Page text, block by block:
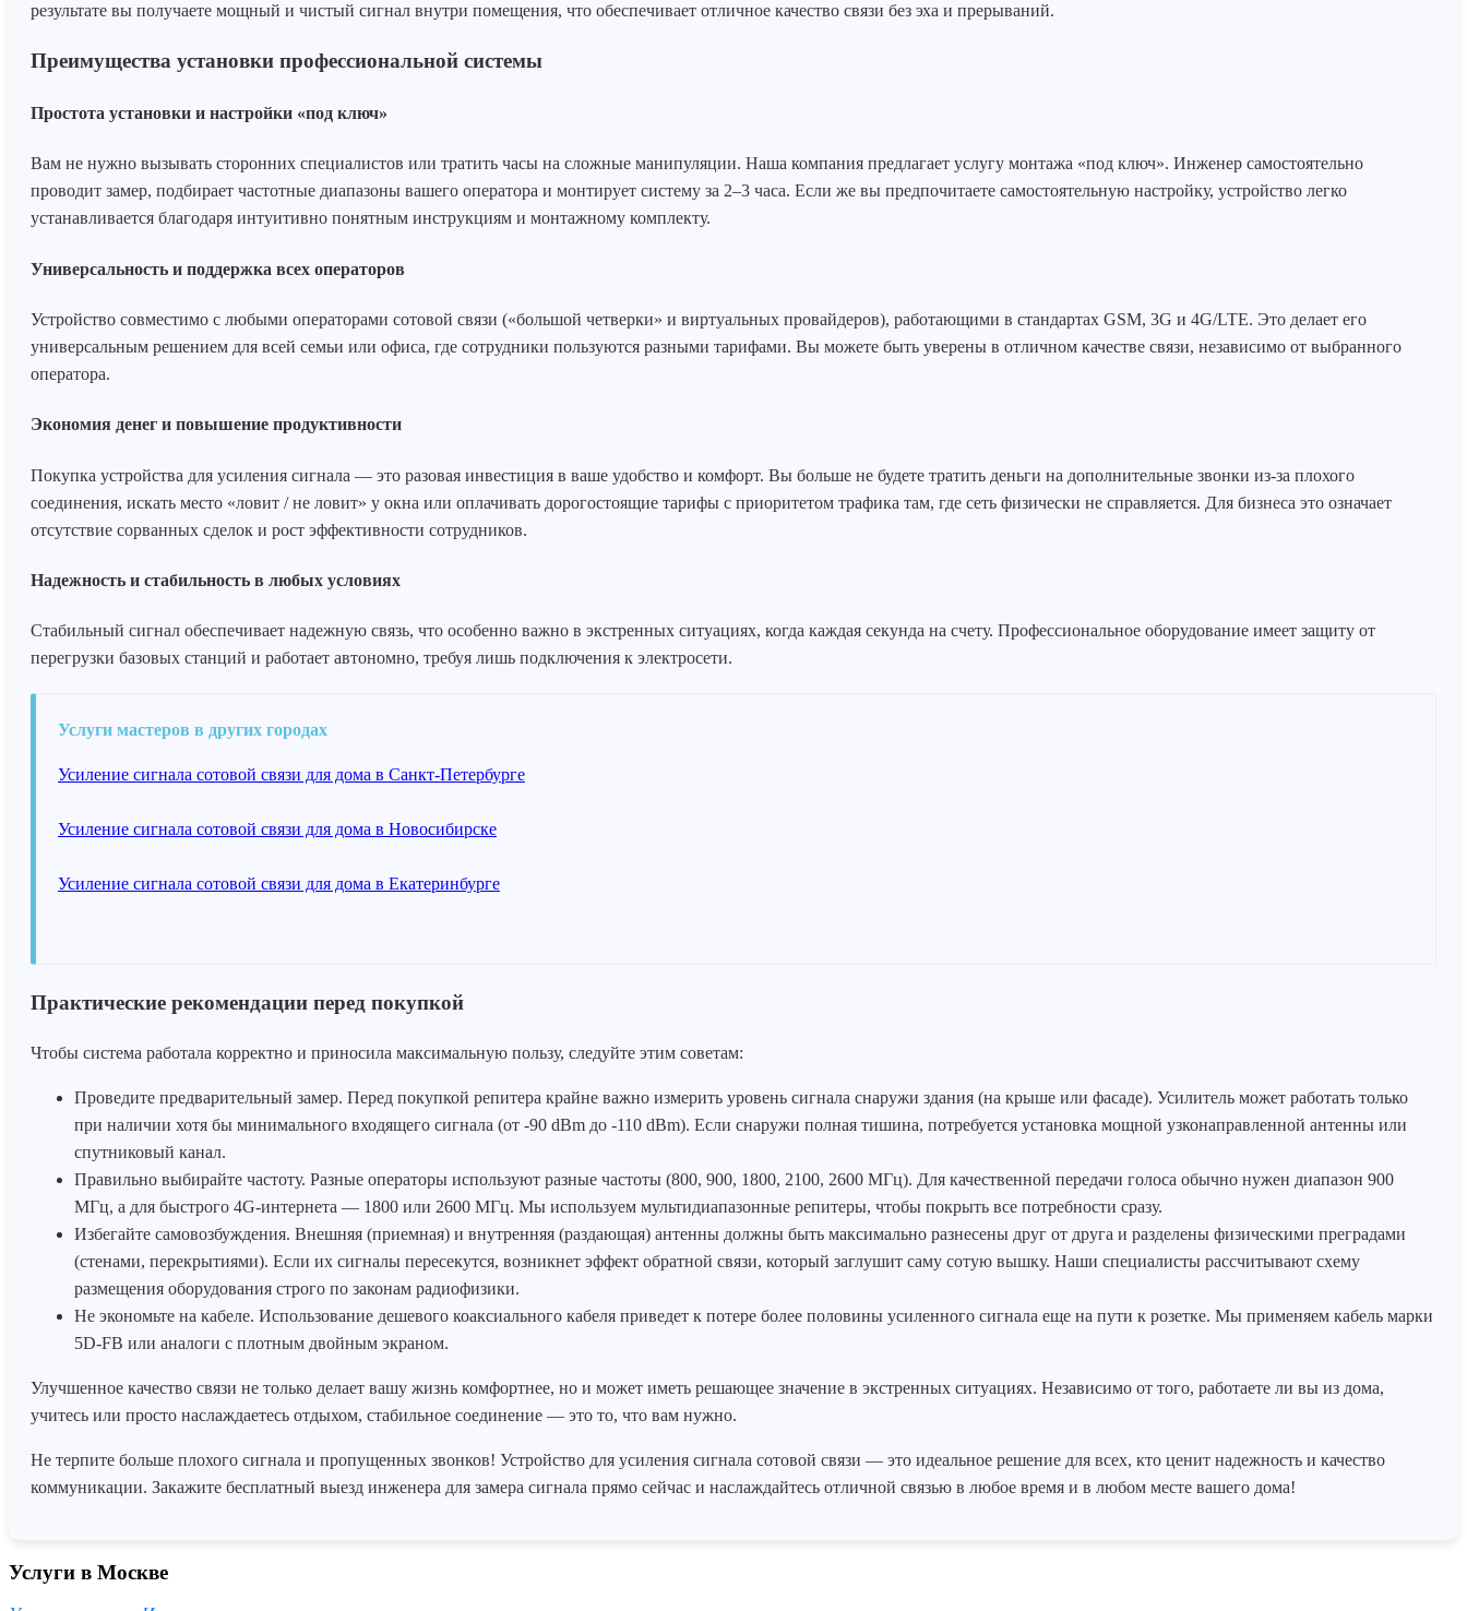
результате вы получаете мощный и чистый сигнал внутри помещения, что обеспечивает отличное качество связи без эха и прерываний.
Преимущества установки профессиональной системы
Простота установки и настройки «под ключ»
Вам не нужно вызывать сторонних специалистов или тратить часы на сложные манипуляции. Наша компания предлагает услугу монтажа «под ключ». Инженер самостоятельно
проводит замер, подбирает частотные диапазоны вашего оператора и монтирует систему за 2–3 часа. Если же вы предпочитаете самостоятельную настройку, устройство легко
устанавливается благодаря интуитивно понятным инструкциям и монтажному комплекту.
Универсальность и поддержка всех операторов
Устройство совместимо с любыми операторами сотовой связи («большой четверки» и виртуальных провайдеров), работающими в стандартах GSM, 3G и 4G/LTE. Это делает его
универсальным решением для всей семьи или офиса, где сотрудники пользуются разными тарифами. Вы можете быть уверены в отличном качестве связи, независимо от выбранного
оператора.
Экономия денег и повышение продуктивности
Покупка устройства для усиления сигнала — это разовая инвестиция в ваше удобство и комфорт. Вы больше не будете тратить деньги на дополнительные звонки из-за плохого
соединения, искать место «ловит / не ловит» у окна или оплачивать дорогостоящие тарифы с приоритетом трафика там, где сеть физически не справляется. Для бизнеса это означает
отсутствие сорванных сделок и рост эффективности сотрудников.
Надежность и стабильность в любых условиях
Стабильный сигнал обеспечивает надежную связь, что особенно важно в экстренных ситуациях, когда каждая секунда на счету. Профессиональное оборудование имеет защиту от
перегрузки базовых станций и работает автономно, требуя лишь подключения к электросети.
Услуги мастеров в других городах
Усиление сигнала сотовой связи для дома в Санкт-Петербурге
Усиление сигнала сотовой связи для дома в Новосибирске
Усиление сигнала сотовой связи для дома в Екатеринбурге
Практические рекомендации перед покупкой
Чтобы система работала корректно и приносила максимальную пользу, следуйте этим советам:
Проведите предварительный замер. Перед покупкой репитера крайне важно измерить уровень сигнала снаружи здания (на крыше или фасаде). Усилитель может работать только
при наличии хотя бы минимального входящего сигнала (от -90 dBm до -110 dBm). Если снаружи полная тишина, потребуется установка мощной узконаправленной антенны или
спутниковый канал.
Правильно выбирайте частоту. Разные операторы используют разные частоты (800, 900, 1800, 2100, 2600 МГц). Для качественной передачи голоса обычно нужен диапазон 900
МГц, а для быстрого 4G-интернета — 1800 или 2600 МГц. Мы используем мультидиапазонные репитеры, чтобы покрыть все потребности сразу.
Избегайте самовозбуждения. Внешняя (приемная) и внутренняя (раздающая) антенны должны быть максимально разнесены друг от друга и разделены физическими преградами
(стенами, перекрытиями). Если их сигналы пересекутся, возникнет эффект обратной связи, который заглушит саму сотую вышку. Наши специалисты рассчитывают схему
размещения оборудования строго по законам радиофизики.
Не экономьте на кабеле. Использование дешевого коаксиального кабеля приведет к потере более половины усиленного сигнала еще на пути к розетке. Мы применяем кабель марки
5D-FB или аналоги с плотным двойным экраном.
Улучшенное качество связи не только делает вашу жизнь комфортнее, но и может иметь решающее значение в экстренных ситуациях. Независимо от того, работаете ли вы из дома,
учитесь или просто наслаждаетесь отдыхом, стабильное соединение — это то, что вам нужно.
Не терпите больше плохого сигнала и пропущенных звонков! Устройство для усиления сигнала сотовой связи — это идеальное решение для всех, кто ценит надежность и качество
коммуникации. Закажите бесплатный выезд инженера для замера сигнала прямо сейчас и наслаждайтесь отличной связью в любое время и в любом месте вашего дома!
Услуги в Москве